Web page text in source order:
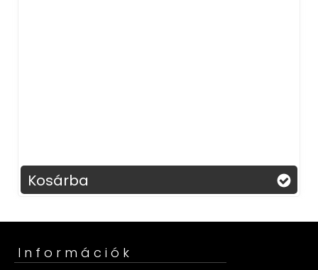
Kosárba
Információk